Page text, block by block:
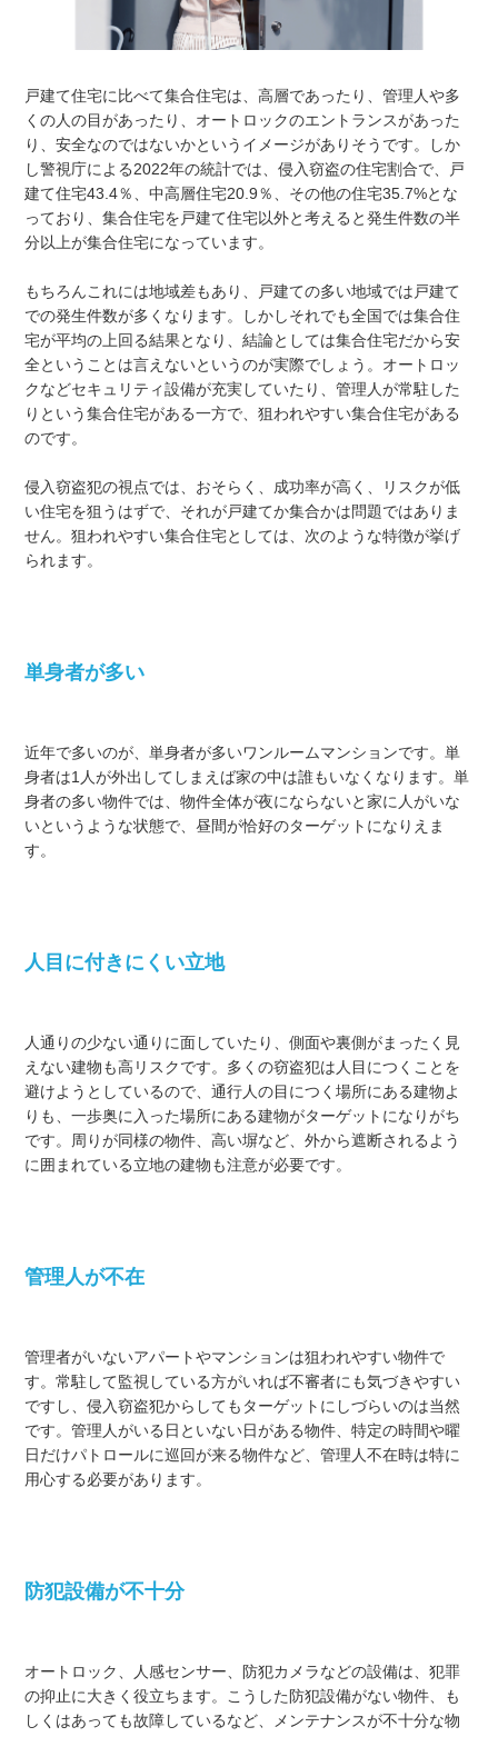
戸建て住宅に比べて集合住宅は、高層であったり、管理人や多
くの人の目があったり、オートロックのエントランスがあった
り、安全なのではないかというイメージがありそうです。しか
し警視庁による2022年の統計では、侵入窃盗の住宅割合で、戸
建て住宅43.4％、中高層住宅20.9％、その他の住宅35.7%とな
っており、集合住宅を戸建て住宅以外と考えると発生件数の半
分以上が集合住宅になっています。
もちろんこれには地域差もあり、戸建ての多い地域では戸建て
での発生件数が多くなります。しかしそれでも全国では集合住
宅が平均の上回る結果となり、結論としては集合住宅だから安
全ということは言えないというのが実際でしょう。オートロッ
クなどセキュリティ設備が充実していたり、管理人が常駐した
りという集合住宅がある一方で、狙われやすい集合住宅がある
のです。
侵入窃盗犯の視点では、おそらく、成功率が高く、リスクが低
い住宅を狙うはずで、それが戸建てか集合かは問題ではありま
せん。狙われやすい集合住宅としては、次のような特徴が挙げ
られます。
単身者が多い
近年で多いのが、単身者が多いワンルームマンションです。単
身者は1人が外出してしまえば家の中は誰もいなくなります。単
身者の多い物件では、物件全体が夜にならないと家に人がいな
いというような状態で、昼間が恰好のターゲットになりえま
す。
人目に付きにくい立地
人通りの少ない通りに面していたり、側面や裏側がまったく見
えない建物も高リスクです。多くの窃盗犯は人目につくことを
避けようとしているので、通行人の目につく場所にある建物よ
りも、一歩奥に入った場所にある建物がターゲットになりがち
です。周りが同様の物件、高い塀など、外から遮断されるよう
に囲まれている立地の建物も注意が必要です。
管理人が不在
管理者がいないアパートやマンションは狙われやすい物件で
す。常駐して監視している方がいれば不審者にも気づきやすい
ですし、侵入窃盗犯からしてもターゲットにしづらいのは当然
です。管理人がいる日といない日がある物件、特定の時間や曜
日だけパトロールに巡回が来る物件など、管理人不在時は特に
用心する必要があります。
防犯設備が不十分
オートロック、人感センサー、防犯カメラなどの設備は、犯罪
の抑止に大きく役立ちます。こうした防犯設備がない物件、も
しくはあっても故障しているなど、メンテナンスが不十分な物